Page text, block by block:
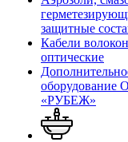
защитные
Кабели
оптические
оборудование
«РУБЕЖ»